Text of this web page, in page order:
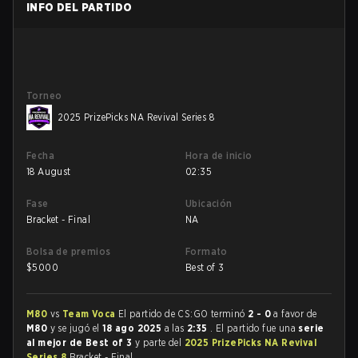
INFO DEL PARTIDO
Torneo
2025 PrizePicks NA Revival Series 8
Fecha
18 August
Hora de inicio
02:35
Fase
Bracket - Final
Ubicación
NA
Bolsa de premios
$5000
Formato
Best of 3
M80 vs Team Voca El partido de CS:GO terminó 2 - 0 a favor de
M80 y se jugó el 18 ago 2025 a las 2:35 . El partido fue una serie
al mejor de Best of 3 y parte del 2025 PrizePicks NA Revival